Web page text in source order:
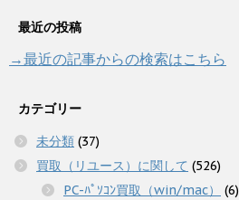
最近の投稿
→最近の記事からの検索はこちら
カテゴリー
未分類 (37)
買取（リユース）に関して (526)
PC-ﾊﾟｿｺﾝ買取（win/mac）
(6)